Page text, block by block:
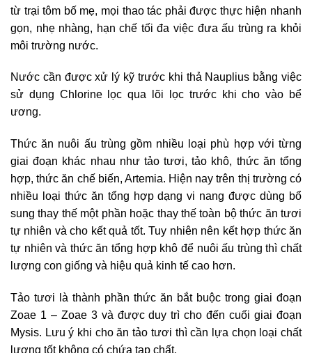
từ trại tôm bố mẹ, mọi thao tác phải được thực hiện nhanh
gọn, nhẹ nhàng, hạn chế tối đa việc đưa ấu trùng ra khỏi
môi trường nước.
Nước cần được xử lý kỹ trước khi thả Nauplius bằng việc
sử dụng Chlorine lọc qua lõi lọc trước khi cho vào bể
ương.
Thức ăn nuôi ấu trùng gồm nhiều loại phù hợp với từng
giai đoạn khác nhau như tảo tươi, tảo khô, thức ăn tổng
hợp, thức ăn chế biến, Artemia. Hiện nay trên thị trường có
nhiều loại thức ăn tổng hợp dạng vi nang được dùng bổ
sung thay thế một phần hoặc thay thế toàn bộ thức ăn tươi
tự nhiên và cho kết quả tốt. Tuy nhiên nên kết hợp thức ăn
tự nhiên và thức ăn tổng hợp khô để nuôi ấu trùng thì chất
lượng con giống và hiệu quả kinh tế cao hơn.
Tảo tươi là thành phần thức ăn bắt buộc trong giai đoạn
Zoae 1 – Zoae 3 và được duy trì cho đến cuối giai đoạn
Mysis. Lưu ý khi cho ăn tảo tươi thì cần lựa chọn loại chất
lượng tốt không có chứa tạp chất.